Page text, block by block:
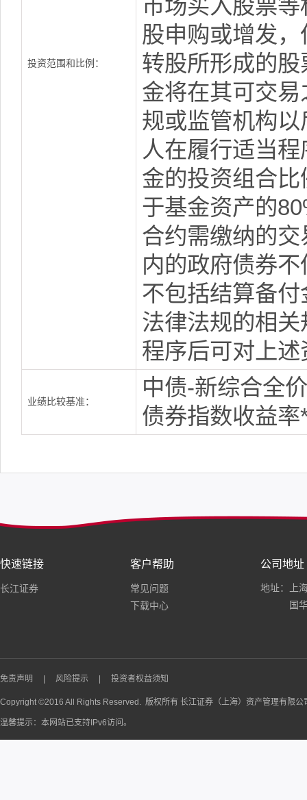
投资范围和比例：
市场买入股票
股申购或增发
转股所形成的
金将在其可交
规或监管机构
人在履行适当
金的投资组合
于基金资产的
合约需缴纳的
内的政府债券
不包括结算备
法律法规的相
程序后可对上
业绩比较基准：
中债-新综合全
债券指数收益
快速链接
长江证券
客户帮助
常见问题
下载中心
公司地址
地址：上
国
免责声明 风险提示 投资者权益须知
Copyright ©2016 All Rights Reserved. 版权所有 长江证券（上海）资产管理有限
温馨提示：本网站已支持IPv6访问。